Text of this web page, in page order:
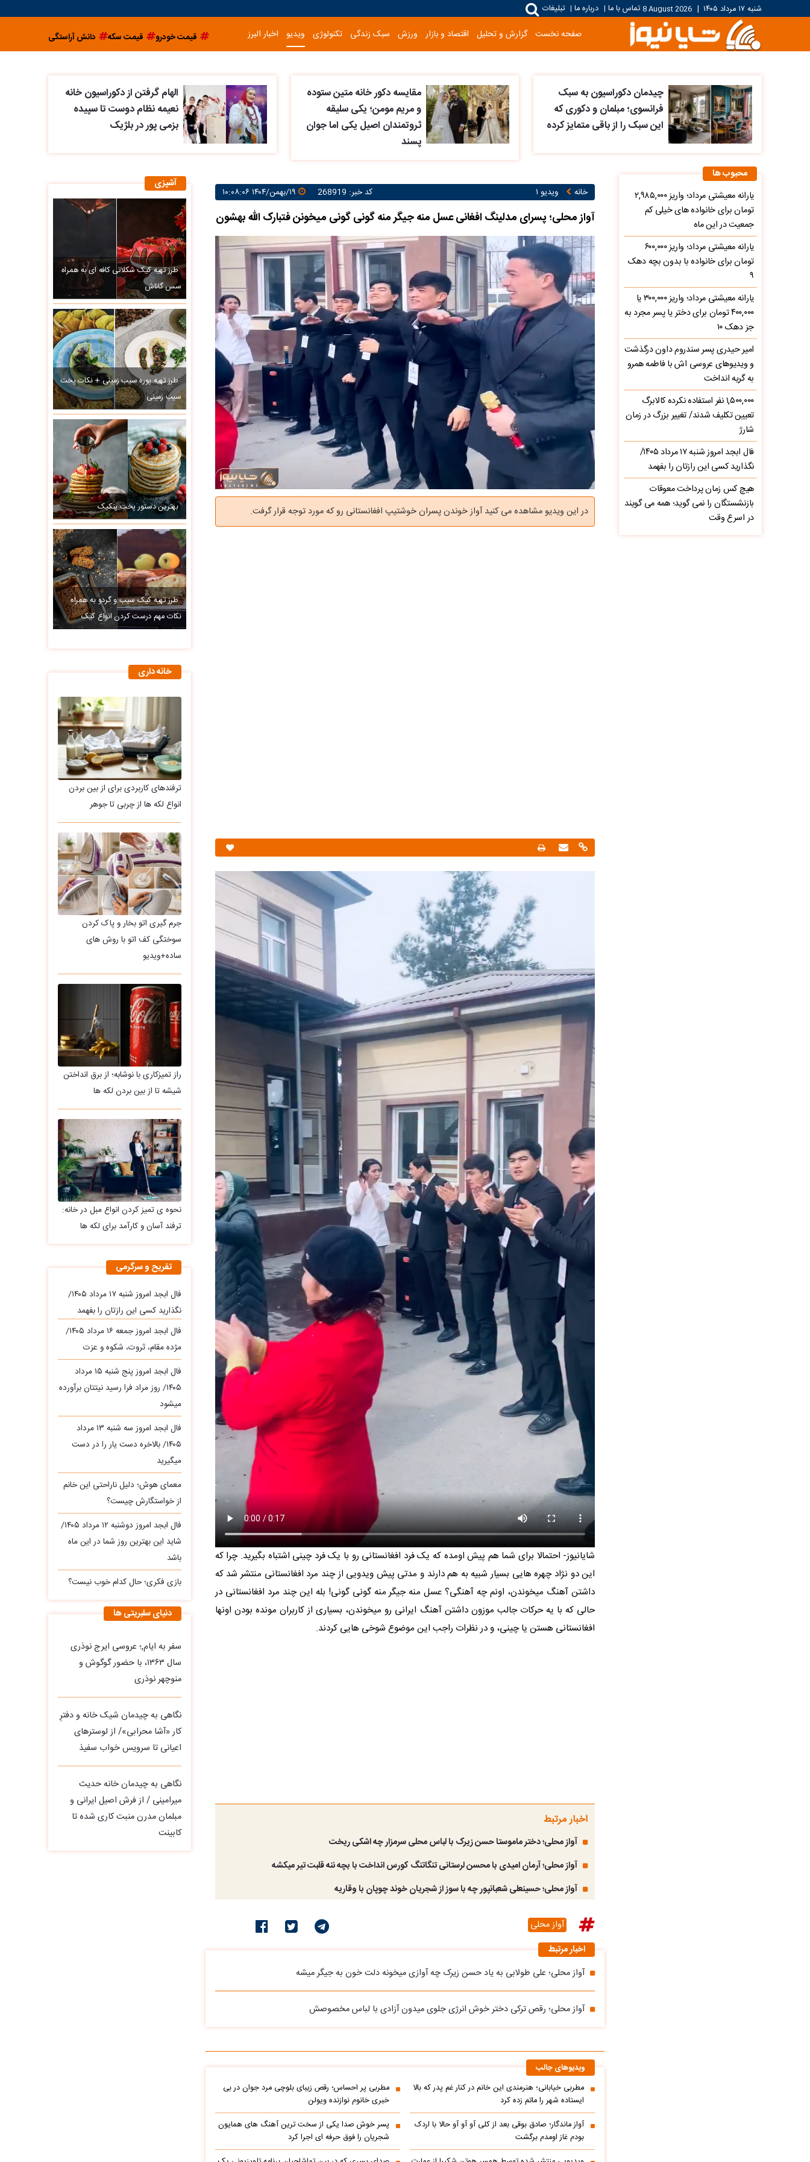
شنبه ۱۷ مرداد ۱۴۰۵ |
8 August 2026تماس با ما | درباره ما | تبلیغات
صفحه نخست گزارش و تحلیل اقتصاد و بازار ورزش سبک زندگی تکنولوژی ویدیو اخبار البرز قیمت خودرو قیمت سکه دانش آراستگی
چیدمان دکوراسیون به سبک
فرانسوی؛ مبلمان و دکوری که
این سبک را از باقی متمایز کرده
مقایسه دکور خانه متین ستوده
و مریم مومن؛ یکی سلیقه
ثروتمندان اصیل یکی اما جوان
پسند
الهام گرفتن از دکوراسیون خانه
نعیمه نظام دوست تا سپیده
بزمی پور در بلژیک
خانه ویدیو ۱ کد خبر: 268919
آواز محلی؛ پسرای مدلینگ افغانی عسل منه جیگر منه گونی گونی میخونن فتبارک الله بهشون
در این ویدیو مشاهده می کنید آواز خوندن پسران خوشتیپ افغانستانی رو که مورد توجه قرار گرفت.
شایانیوز- احتمالا برای شما هم پیش اومده که یک فرد افغانستانی رو با یک فرد چینی اشتباه بگیرید. چرا که
این دو نژاد چهره هایی بسیار شبیه به هم دارند و مدتی پیش ویدویی از چند مرد افغانستانی منتشر شد که
داشتن آهنگ میخوندن، اونم چه آهنگی؟ عسل منه جیگر منه گونی گونی! بله این چند مرد افغانستانی در
حالی که با یه حرکات جالب موزون داشتن آهنگ ایرانی رو میخوندن، بسیاری از کاربران مونده بودن اونها
افغانستانی هستن یا چینی، و در نظرات راجب این موضوع شوخی هایی کردند.
اخبار مرتبط
آواز محلی؛ دختر ماموستا حسن زیرک با لباس محلی سرمزار چه اشکی ریخت
آواز محلی؛ آرمان امیدی با محسن لرستانی تنگاتنگ کورس انداخت با بچه ننه قلبت تیر میکشه
آواز محلی؛ حسینعلی شعبانپور چه با سوز از شجریان خوند چوپان با وقاریه
آواز محلی
اخبار مرتبط
آواز محلی؛ علی طولابی به یاد حسن زیرک چه آوازی میخونه دلت خون به جیگر میشه
آواز محلی؛ رقص ترکی دختر خوش انرژی جلوی میدون آزادی با لباس مخصوصش
ویدیوهای جالب
مطربی خیابانی؛ هنرمندی این خانم در کنار غم پدر که بالا
ایستاده شهر را ماتم زده کرد
مطربی پر احساس؛ رقص زیبای بلوچی مرد جوان در بی
خبری خانوم نوازنده ویولن
آواز ماندگار؛ صادق بوقی بعد از کلی آو آو آو حالا با اردک
بودم غاز اومدم برگشت
پسر خوش صدا یکی از سخت ترین آهنگ های همایون
شجریان را فوق حرفه ای اجرا کرد
آشپزی
طرز تهیه کیک شکلاتی کافه ای به همراه
سس گاناش
طرز تهیه پوره سیب زمینی + نکات پخت
سیب زمینی
بهترین دستور پخت پنکیک
طرز تهیه کیک سیب و گردو به همراه
نکات مهم درست کردن انواع کیک
خانه داری
ترفندهای کاربردی برای از بین بردن
انواع لکه ها از چربی تا جوهر
جرم گیری اتو بخار و پاک کردن
سوختگی کف اتو با روش های
ساده+ویدیو
راز تمیزکاری با نوشابه؛ از برق انداختن
شیشه تا از بین بردن لکه ها
نحوه ی تمیز کردن انواع مبل در خانه:
ترفند آسان و کارآمد برای لکه ها
تفریح و سرگرمی
فال ابجد امروز شنبه ۱۷ مرداد ۱۴۰۵/
نگذارید کسی این رازتان را بفهمد
فال ابجد امروز جمعه ۱۶ مرداد ۱۴۰۵/
مژده مقام، ثروت، شکوه و عزت
فال ابجد امروز پنج شنبه ۱۵ مرداد
۱۴۰۵/ روز مراد فرا رسید نیتتان برآورده
میشود
فال ابجد امروز سه‌ شنبه ۱۳ مرداد
۱۴۰۵/ بالاخره دست یار را در دست
میگیرید
معمای هوش؛ دلیل ناراحتی این خانم
از خواستگارش چیست؟
فال ابجد امروز دوشنبه ۱۲ مرداد ۱۴۰۵/
شاید این بهترین روز شما در این ماه
باشد
بازی فکری؛ حال کدام خوب نیست؟
دنیای سلبریتی ها
سفر به ایام,؛ عروسی ایرج نوذری
سال ۱۳۶۳، با حضور گوگوش و
منوچهر نوذری
نگاهی به چیدمان شیک خانه و دفترِ
کار «آشا محرابی»/ از لوسترهای
اعیانی تا سرویس خواب سفیذ
نگاهی به چیدمان خانه حدیث
میرامینی / از فرش اصیل ایرانی و
مبلمان مدرن منبت‌ کاری‌ شده تا
کابینت
محبوب ها
یارانه معیشتی مرداد؛ واریز ۲,۹۸۵,۰۰۰
تومان برای خانواده های خیلی کم
جمعیت در این ماه
یارانه معیشتی مرداد؛ واریز ۶۰۰,۰۰۰
تومان برای خانواده با بدون بچه دهک
۹
یارانه معیشتی مرداد؛ واریز ۳۰۰,۰۰۰ یا
۴۰۰,۰۰۰ تومان برای دختر یا پسر مجرد به
جز دهک ۱۰
امیر حیدری پسر سندروم داون درگذشت
و ویدیوهای عروسی اش با فاطمه همرو
به گریه انداخت
۱,۵۰۰,۰۰۰ نفر استفاده نکرده کالابرگ
تعیین تکلیف شدند/ تغییر بزرگ در زمان
شارژ
فال ابجد امروز شنبه ۱۷ مرداد ۱۴۰۵/
نگذارید کسی این رازتان را بفهمد
هیچ کس زمان پرداخت معوقات
بازنشستگان را نمی گوید؛ همه می گویند
در اسرع وقت